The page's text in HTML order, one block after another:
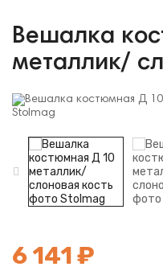
Вешалка
металлик/
6 141 ₽